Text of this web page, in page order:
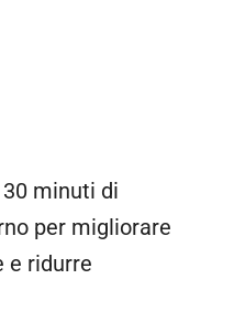
minuti di
per migliorare
e ridurre